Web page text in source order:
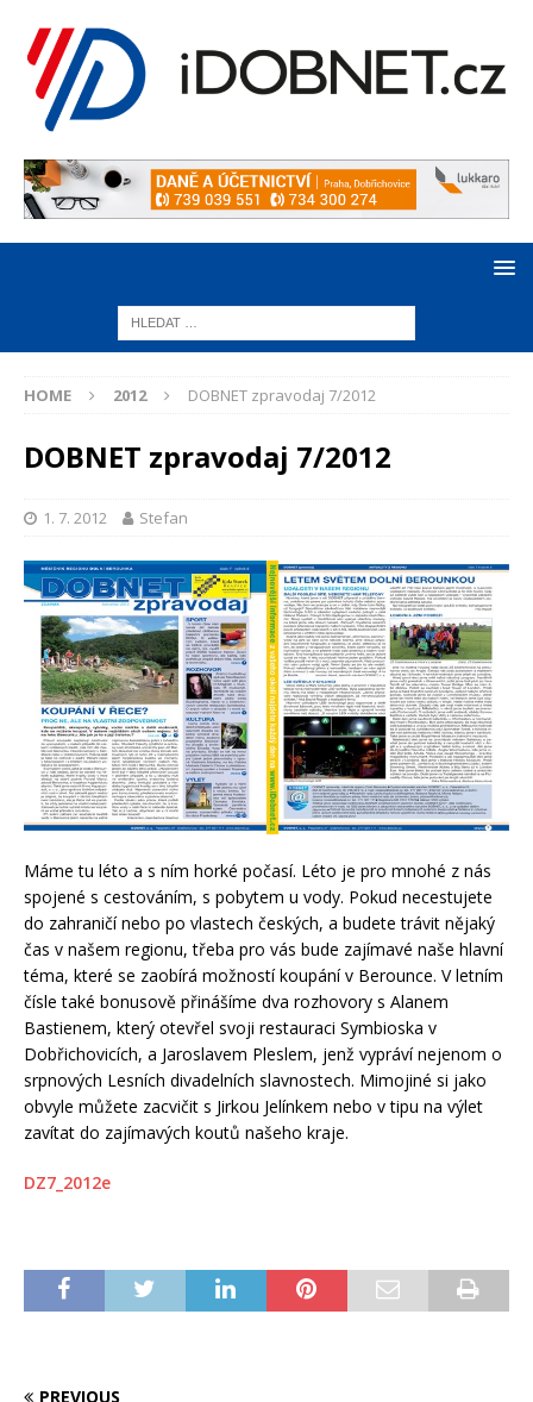
HOME 2012 DOBNET zpravodaj 7/2012
DOBNET zpravodaj 7/2012
1. 7. 2012 Stefan
Máme tu léto a s ním horké počasí. Léto je pro mnohé z nás
spojené s cestováním, s pobytem u vody. Pokud necestujete
do zahraničí nebo po vlastech českých, a budete trávit nějaký
čas v našem regionu, třeba pro vás bude zajímavé naše hlavní
téma, které se zaobírá možností koupání v Berounce. V letním
čísle také bonusově přinášíme dva rozhovory s Alanem
Bastienem, který otevřel svoji restauraci Symbioska v
Dobřichovicích, a Jaroslavem Pleslem, jenž vypráví nejenom o
srpnových Lesních divadelních slavnostech. Mimojiné si jako
obvyle můžete zacvičit s Jirkou Jelínkem nebo v tipu na výlet
zavítat do zajímavých koutů našeho kraje.
DZ7_2012e
PREVIOUS